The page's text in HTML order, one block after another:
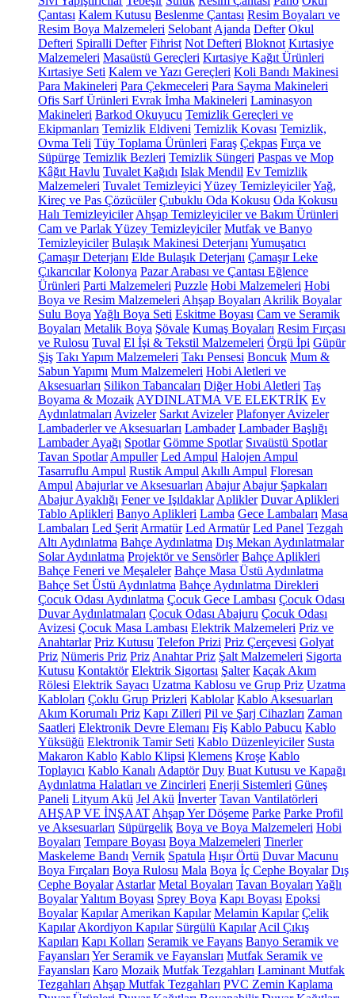
Çantası Kalem Kutusu Beslenme Çantası Resim Boyaları ve
Resim Boya Malzemeleri Selobant Ajanda Defter Okul
Defteri Spiralli Defter Fihrist Not Defteri Bloknot Kırtasiye
Malzemeleri Masaüstü Gereçleri Kırtasiye Kağıt Ürünleri
Kırtasiye Seti Kalem ve Yazı Gereçleri Koli Bandı Makinesi
Para Makineleri Para Çekmeceleri Para Sayma Makineleri
Ofis Sarf Ürünleri Evrak İmha Makineleri Laminasyon
Makineleri Barkod Okuyucu Temizlik Gereçleri ve
Ekipmanları Temizlik Eldiveni Temizlik Kovası Temizlik,
Ovma Teli Tüy Toplama Ürünleri Faraş Çekpas Fırça ve
Süpürge Temizlik Bezleri Temizlik Süngeri Paspas ve Mop
Kâğıt Havlu Tuvalet Kağıdı Islak Mendil Ev Temizlik
Malzemeleri Tuvalet Temizleyici Yüzey TemizleyicilerYağ,
Kireç ve Pas Çözücüler Çubuklu Oda Kokusu Oda Kokusu
Halı Temizleyiciler Ahşap Temizleyiciler ve Bakım Ürünleri
Cam ve Parlak Yüzey Temizleyiciler Mutfak ve Banyo
Temizleyiciler Bulaşık Makinesi Deterjanı Yumuşatıcı
Çamaşır Deterjanı Elde Bulaşık Deterjanı Çamaşır Leke
Çıkarıcılar Kolonya Pazar Arabası ve Çantası Eğlence
Ürünleri Parti Malzemeleri Puzzle Hobi Malzemeleri Hobi
Boya ve Resim Malzemeleri Ahşap Boyaları Akrilik Boyalar
Sulu Boya Yağlı Boya Seti Eskitme Boyası Cam ve Seramik
Boyaları Metalik Boya Şövale Kumaş Boyaları Resim Fırçası
ve Rulosu Tuval El İşi & Tekstil Malzemeleri Örgü İpi Güpür
Şiş Takı Yapım Malzemeleri Takı Pensesi Boncuk Mum &
Sabun Yapımı Mum Malzemeleri Hobi Aletleri ve
Aksesuarları Silikon Tabancaları Diğer Hobi Aletleri Taş
Boyama & Mozaik AYDINLATMA VE ELEKTRİK Ev
Aydınlatmaları Avizeler Sarkıt Avizeler Plafonyer Avizeler
Lambaderler ve Aksesuarları Lambader Lambader Başlığı
Lambader Ayağı Spotlar Gömme Spotlar Sıvaüstü Spotlar
Tavan Spotlar Ampuller Led Ampul Halojen Ampul
Tasarruflu Ampul Rustik Ampul Akıllı Ampul Floresan
Ampul Abajurlar ve Aksesuarları Abajur Abajur Şapkaları
Abajur Ayaklığı Fener ve Işıldaklar Aplikler Duvar Aplikleri
Tablo Aplikleri Banyo Aplikleri Lamba Gece Lambaları Masa
Lambaları Led Şerit Armatür Led Armatür Led Panel Tezgah
Altı Aydınlatma Bahçe Aydınlatma Dış Mekan Aydınlatmalar
Solar Aydınlatma Projektör ve Sensörler Bahçe Aplikleri
Bahçe Feneri ve Meşaleler Bahçe Masa Üstü Aydınlatma
Bahçe Set Üstü Aydınlatma Bahçe Aydınlatma Direkleri
Çocuk Odası Aydınlatma Çocuk Gece Lambası Çocuk Odası
Duvar Aydınlatmaları Çocuk Odası Abajuru Çocuk Odası
Avizesi Çocuk Masa Lambası Elektrik Malzemeleri Priz ve
Anahtarlar Priz Kutusu Telefon Prizi Priz Çerçevesi Golyat
Priz Nümeris Priz Priz Anahtar Priz Şalt Malzemeleri Sigorta
Kutusu Kontaktör Elektrik Sigortası Şalter Kaçak Akım
Rölesi Elektrik Sayacı Uzatma Kablosu ve Grup Priz Uzatma
Kabloları Çoklu Grup Prizleri Kablolar Kablo Aksesuarları
Akım Korumalı Priz Kapı Zilleri Pil ve Şarj Cihazları Zaman
Saatleri Elektronik Devre Elemanı Fiş Kablo Pabucu Kablo
Yüksüğü Elektronik Tamir Seti Kablo Düzenleyiciler Susta
Makaron Kablo Kablo Klipsi Klemens Kroşe Kablo
Toplayıcı Kablo Kanalı Adaptör Duy Buat Kutusu ve Kapağı
Aydınlatma Halatları ve Zincirleri Enerji Sistemleri Güneş
Paneli Lityum Akü Jel Akü İnverter Tavan Vantilatörleri
AHŞAP VE İNŞAAT Ahşap Yer Döşeme Parke Parke Profil
ve Aksesuarları Süpürgelik Boya ve Boya Malzemeleri Hobi
Boyaları Tempare Boyası Boya Malzemeleri Tinerler
Maskeleme Bandı Vernik Spatula Hışır Örtü Duvar Macunu
Boya Fırçaları Boya Rulosu Mala Boya İç Cephe Boyalar Dış
Cephe Boyalar Astarlar Metal Boyaları Tavan Boyaları Yağlı
BoyalarYalıtım Boyası Sprey Boya Kapı Boyası Epoksi
Boyalar Kapılar Amerikan Kapılar Melamin Kapılar Çelik
Kapılar Akordiyon Kapılar Sürgülü Kapılar Acil Çıkış
Kapıları Kapı Kolları Seramik ve Fayans Banyo Seramik ve
Fayansları Yer Seramik ve Fayansları Mutfak Seramik ve
Fayansları Karo Mozaik Mutfak Tezgahları Laminant Mutfak
Tezgahları Ahşap Mutfak Tezgahları PVC Zemin Kaplama